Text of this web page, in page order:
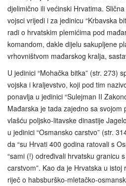
djelimično ili većinski Hrvatima.
vojsci vrijedi i za jedinicu “Krbavska
radi o hrvatskim plemićima pod
komandom, dakle dijelu sakupljene
vrhovništvom mađarskog kralja,
U jedinici “Mohačka bitka” (str. 273)
vojska i kraljevstvo, koji pod tim
ponavlja u jedinici “Sulejman II
Mađarska je tada zajedno sa svojom
vlašću poljsko-litavske dinastije
u jedinici “Osmansko carstvo” (str.
da “su Hrvati 400 godina ratovali s
“sami (!) određivali hrvatsku granicu
carstvom”. Kao da je Hrvatska u
riječ o habsburško-mletačko-